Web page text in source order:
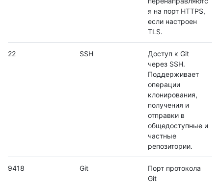
я на порт HTTPS,
если настроен
TLS.
22 SSH
Доступ к Git
через SSH.
Поддерживает
операции
клонирования,
получения и
отправки в
общедоступные и
частные
репозитории.
9418 Git
Порт протокола
Git